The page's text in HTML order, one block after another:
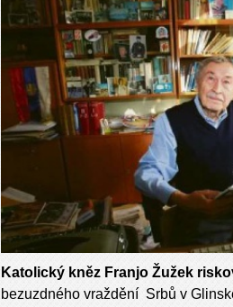
Katolický kněz Franjo Žužek
bezuzdného vraždění Srbů v